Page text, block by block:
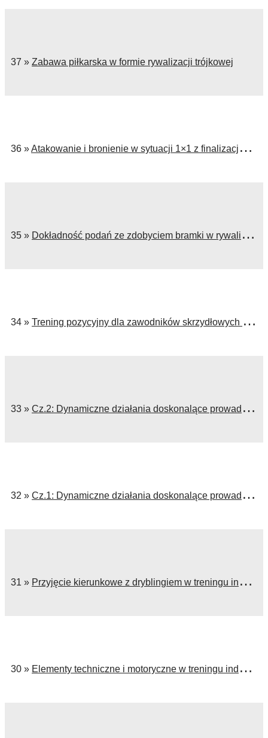
37 » Zabawa piłkarska w formie rywalizacji trójkowej
36 »Atakowanie i bronienie w sytuacji 1×1 z finalizacją na bramkę
35 » Dokładność podań ze zdobyciem bramki w rywalizacji zespołowej
34 » Trening pozycyjny dla zawodników skrzydłowych z zadaniami w bocznym sektorze gry
33 » Cz.2: Dynamiczne działania doskonalące prowadzenie i podanie piłki
32 » Cz.1: Dynamiczne działania doskonalące prowadzenie i podanie piłki
31 » Przyjęcie kierunkowe z dryblingiem w treningu indywidualnym
30 » Elementy techniczne i motoryczne w treningu indywidualnym